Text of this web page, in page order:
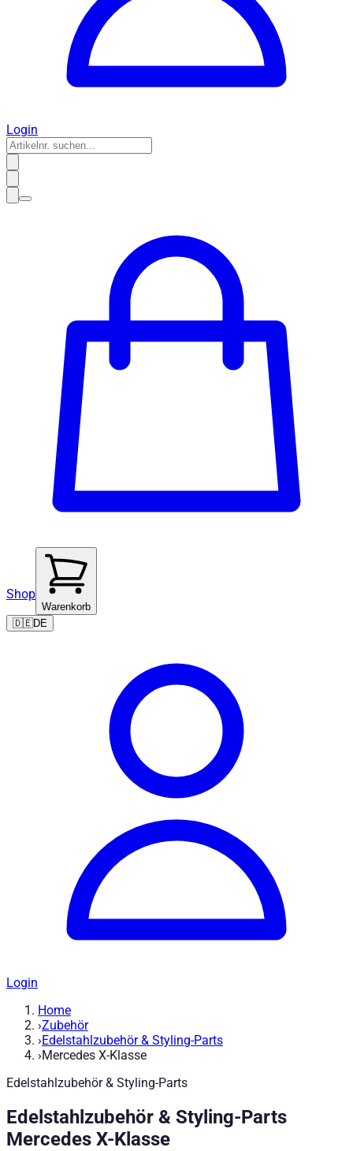
Login
Shop
Warenkorb
🇩🇪DE
Login
Home
›Zubehör
›Edelstahlzubehör & Styling-Parts
›Mercedes X-Klasse
Edelstahlzubehör & Styling-Parts
Edelstahlzubehör & Styling-Parts
Mercedes X-Klasse